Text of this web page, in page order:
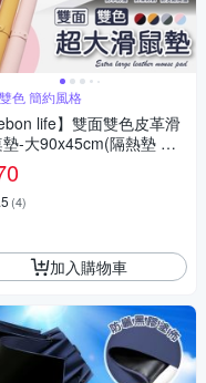
色 簡約風格
life】雙面雙色皮革滑
墊-大90x45cm(隔熱墊 滑
止滑墊 辦公 書桌)
(4)
加入購物車